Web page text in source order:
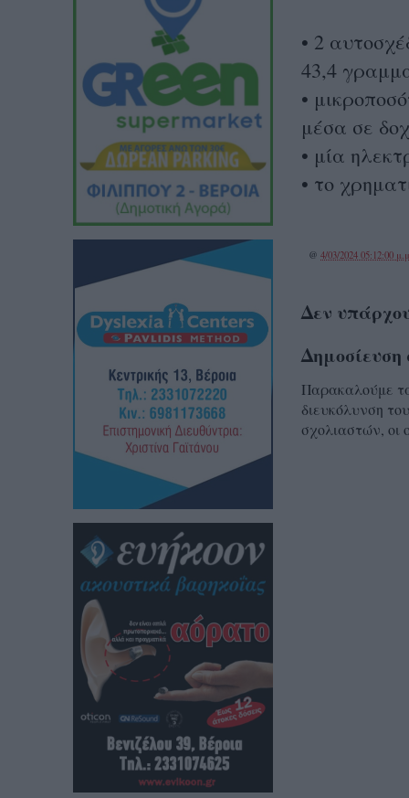
• 2
43,4
•
μέσα σε
• μία
• το
@ 4/03/2024 05:12:00
Δεν
Δημοσίευση
Παρακαλούμε
διευκόλυνση
σχολιαστών, οι